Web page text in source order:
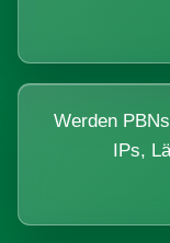
Werden
IPs,